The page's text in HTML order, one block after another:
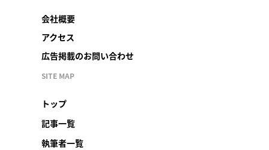
会社概要
アクセス
広告掲載のお問い合わせ
SITE MAP
トップ
記事一覧
執筆者一覧